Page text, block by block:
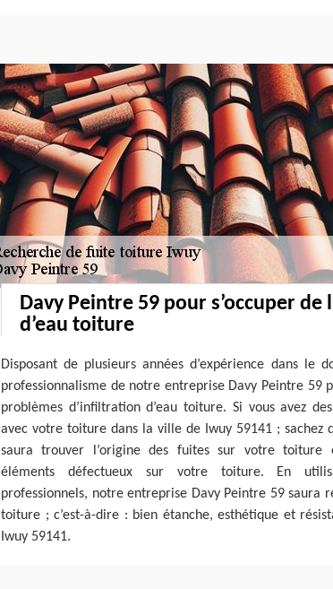
Davy Peintre 59 pour s’occuper
d’eau toiture
Disposant de plusieurs années d’expérience dans le
professionnalisme de notre entreprise Davy Peintre 59
problèmes d’infiltration d’eau toiture. Si vous avez
avec votre toiture dans la ville de Iwuy 59141 ; sachez
saura trouver l’origine des fuites sur votre toiture
éléments défectueux sur votre toiture. En
professionnels, notre entreprise Davy Peintre 59 saura
toiture ; c’est-à-dire : bien étanche, esthétique et
Iwuy 59141.